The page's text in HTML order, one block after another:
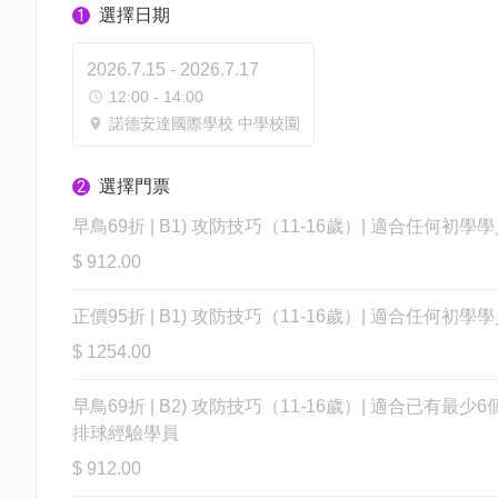
1 選擇日期
2026.7.15 - 2026.7.17
12:00 - 14:00
諾德安達國際學校 中學校園
2 選擇門票
早鳥69折 | B1) 攻防技巧（11-16歲）| 適合任何初學學
$ 912.00
正價95折 | B1) 攻防技巧（11-16歲）| 適合任何初學學
$ 1254.00
早鳥69折 | B2) 攻防技巧（11-16歲）| 適合已有最少6
排球經驗學員
$ 912.00